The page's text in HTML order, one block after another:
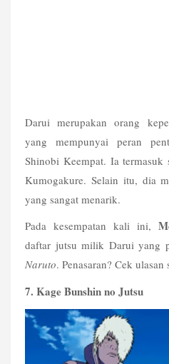
Darui merupakan orang
yang mempunyai peran
Shinobi Keempat. Ia
Kumogakure. Selain itu, dia
yang sangat menarik.
Pada kesempatan kali ini,
Naruto. Penasaran? Cek
7. Kage Bunshin no Jutsu